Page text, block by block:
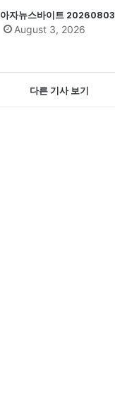
아자뉴스바이트 20260803
August 3, 2026
다른 기사 보기